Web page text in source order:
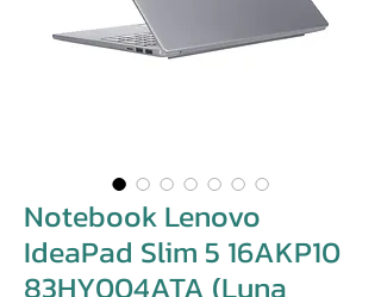
Notebook Lenovo
IdeaPad Slim 5 16AKP10
83HY004ATA (Luna